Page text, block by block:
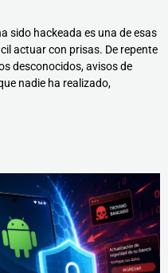
sido hackeada es una de esas
actuar con prisas. De repente
desconocidos, avisos de
nadie ha realizado,